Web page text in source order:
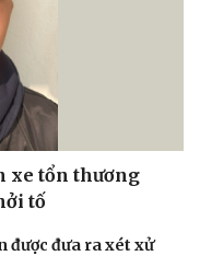
xe tổn thương
tố
được đưa ra xét xử